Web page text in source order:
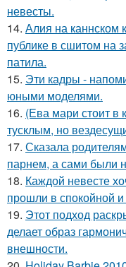
невесты.
14. Алия на каннском
публике в сшитом на
патила.
15. Эти кадры -
юными моделями.
16. (Ева мари стоит в
тусклым, но
17. Сказала
парнем, а сами были
18. Каждой невесте
прошли в спокойной
19. Этот подход
делает образ
внешности.